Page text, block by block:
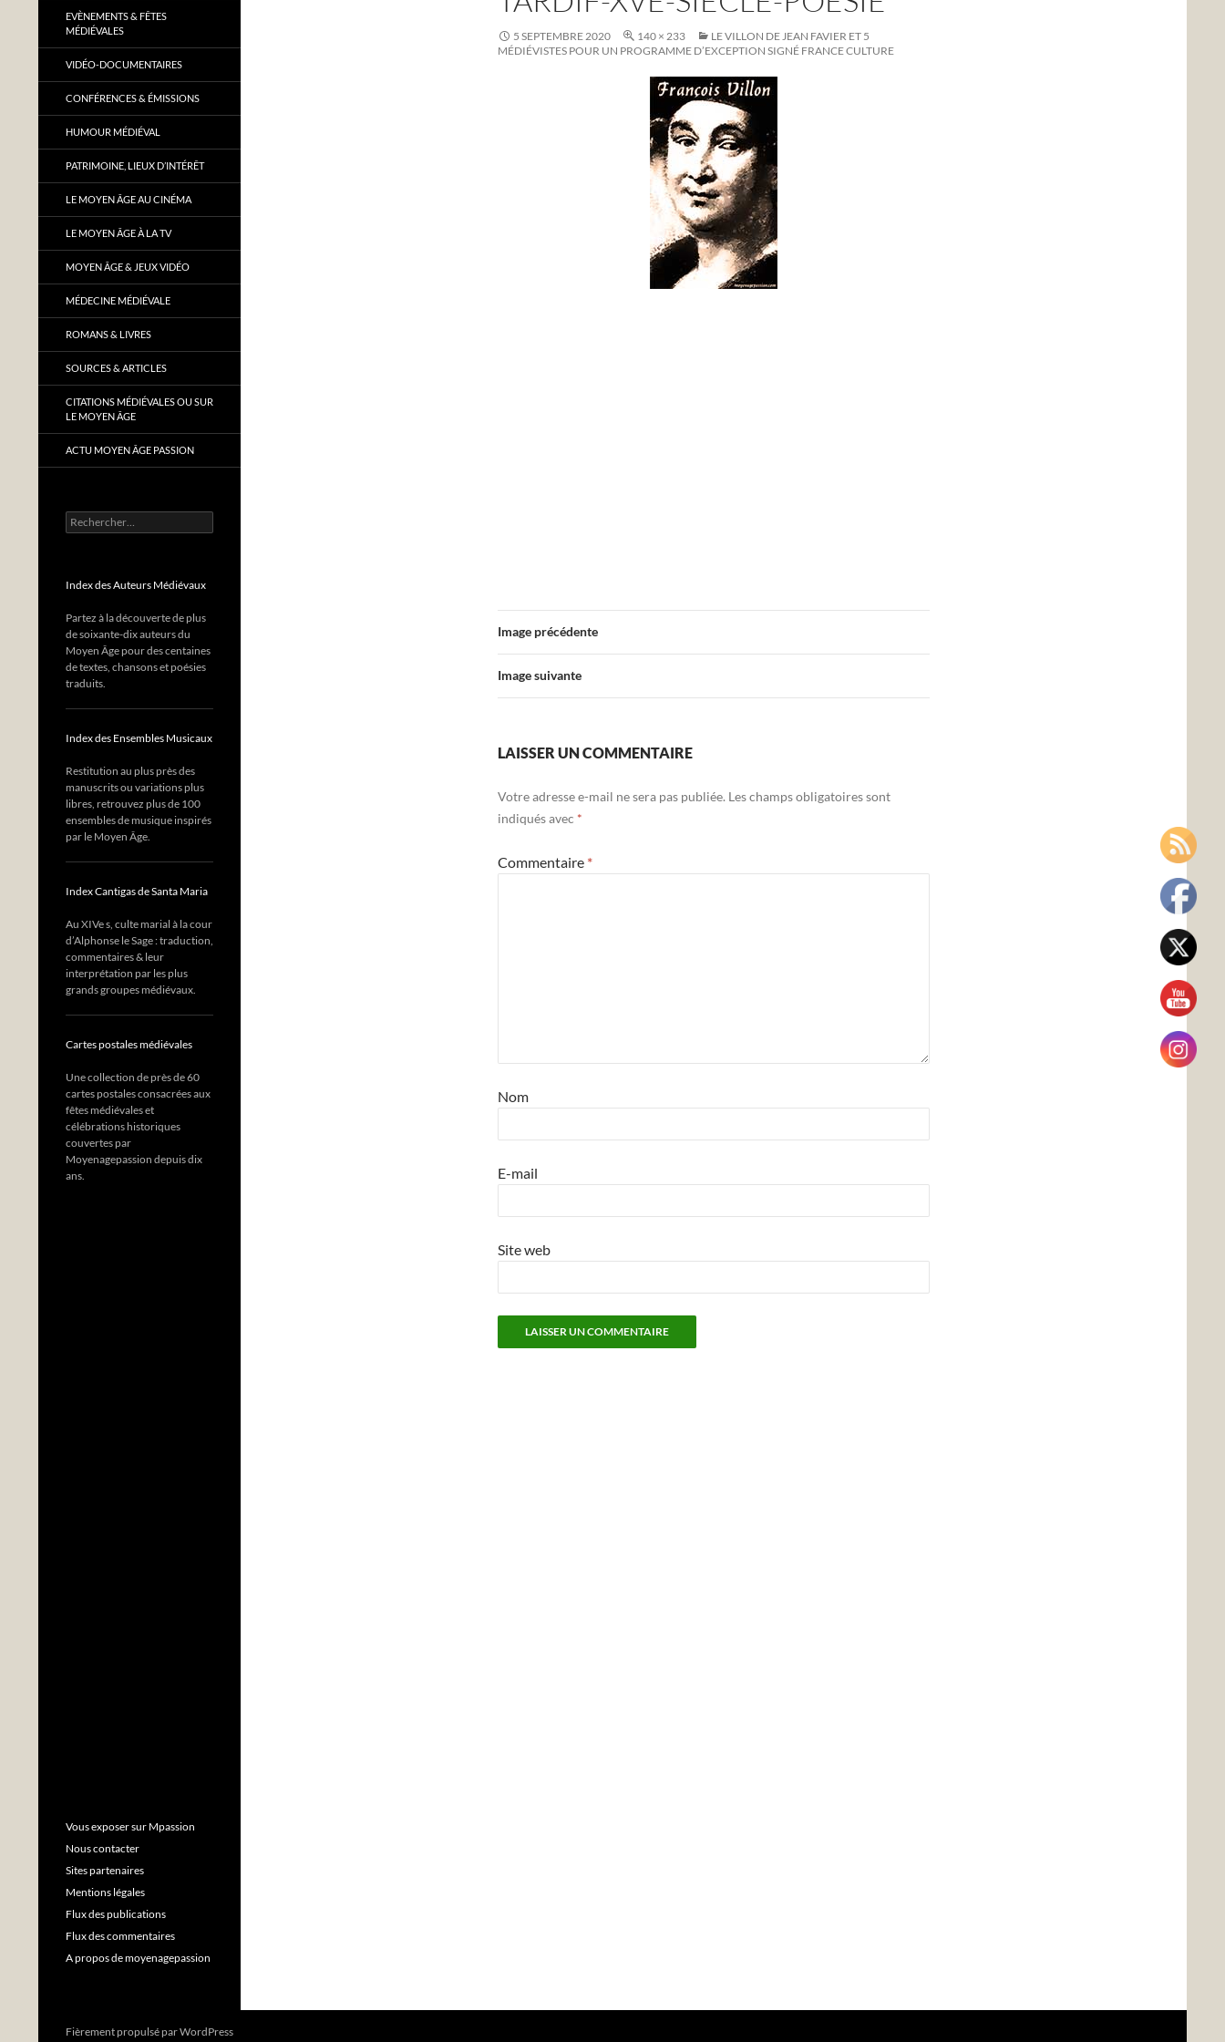
5 SEPTEMBRE 2020 140 × 233
LE VILLON DE JEAN FAVIER ET 5
MÉDIÉVISTES POUR UN PROGRAMME D’EXCEPTION SIGNÉ FRANCE CULTURE
Image précédente
Image suivante
LAISSER UN COMMENTAIRE
Votre adresse e-mail ne sera pas publiée. Les champs obligatoires sont
indiqués avec *
Commentaire *
Nom
E-mail
Site web
EVÈNEMENTS & FÊTES
MÉDIÉVALES
VIDÉO-DOCUMENTAIRES
CONFÉRENCES & ÉMISSIONS
HUMOUR MÉDIÉVAL
PATRIMOINE, LIEUX D’INTÉRÊT
LE MOYEN ÂGE AU CINÉMA
LE MOYEN ÂGE À LA TV
MOYEN ÂGE & JEUX VIDÉO
MÉDECINE MÉDIÉVALE
ROMANS & LIVRES
SOURCES & ARTICLES
CITATIONS MÉDIÉVALES OU SUR
LE MOYEN ÂGE
ACTU MOYEN ÂGE PASSION
Rechercher :
Index des Auteurs Médiévaux
Partez à la découverte de plus
de soixante-dix auteurs du
Moyen Âge pour des centaines
de textes, chansons et poésies
traduits.
Index des Ensembles Musicaux
Restitution au plus près des
manuscrits ou variations plus
libres, retrouvez plus de 100
ensembles de musique inspirés
par le Moyen Âge.
Index Cantigas de Santa Maria
Au XIVe s, culte marial à la cour
d’Alphonse le Sage : traduction,
commentaires & leur
interprétation par les plus
grands groupes médiévaux.
Cartes postales médiévales
Une collection de près de 60
cartes postales consacrées aux
fêtes médiévales et
célébrations historiques
couvertes par
Moyenagepassion depuis dix
ans.
Vous exposer sur Mpassion
Nous contacter
Sites partenaires
Mentions légales
Flux des publications
Flux des commentaires
A propos de moyenagepassion
Fièrement propulsé par WordPress